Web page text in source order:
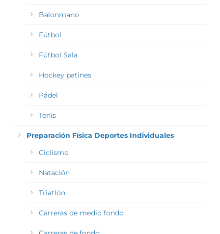
Balonmano
Fútbol
Fútbol Sala
Hockey patines
Pádel
Tenis
Preparación Física Deportes Individuales
Ciclismo
Natación
Triatlón
Carreras de medio fondo